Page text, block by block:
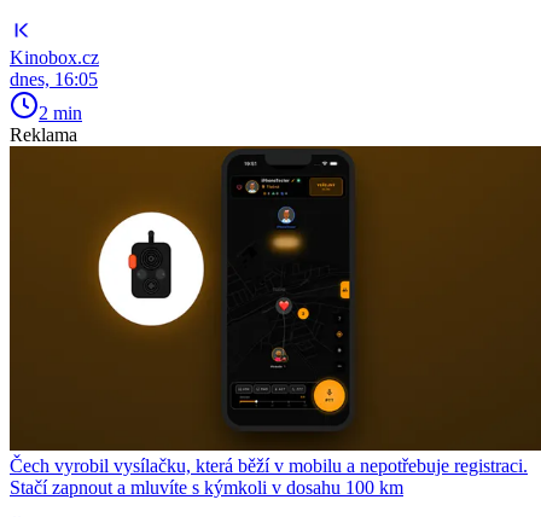
Kinobox.cz
dnes, 16:05
2 min
Reklama
Čech vyrobil vysílačku, která běží v mobilu a nepotřebuje registraci.
Stačí zapnout a mluvíte s kýmkoli v dosahu 100 km